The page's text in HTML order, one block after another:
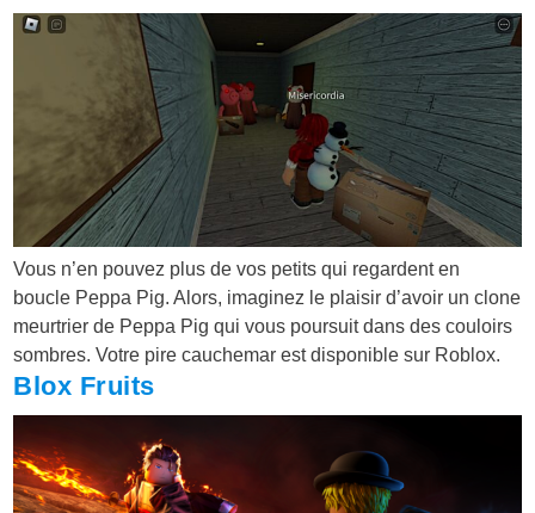
Vous n’en pouvez plus de vos petits qui regardent en
boucle Peppa Pig. Alors, imaginez le plaisir d’avoir un clone
meurtrier de Peppa Pig qui vous poursuit dans des couloirs
sombres. Votre pire cauchemar est disponible sur Roblox.
Blox Fruits